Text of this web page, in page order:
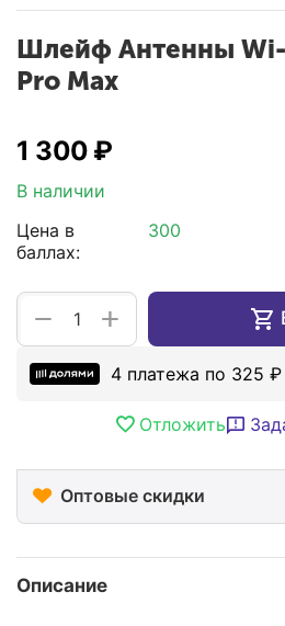
Шлейф Антенны Wi-
Pro Max
1 300 ₽
В наличии
Цена в
баллах:
300
+
−
4 платежа по 325 ₽
Отложить
Оптовые скидки
Описание